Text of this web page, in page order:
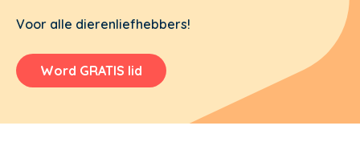
Voor alle dierenliefhebbers!
Word GRATIS lid